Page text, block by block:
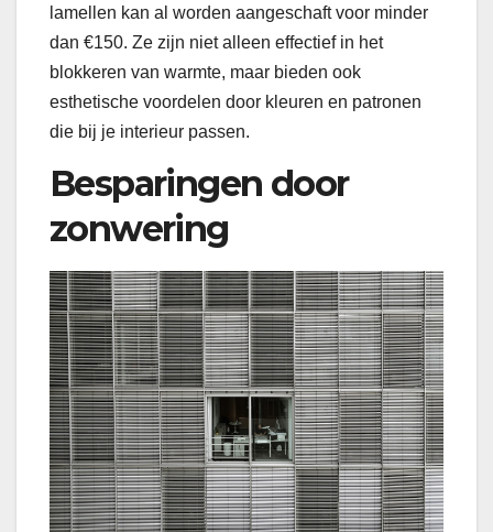
lamellen kan al worden aangeschaft voor minder
dan €150. Ze zijn niet alleen effectief in het
blokkeren van warmte, maar bieden ook
esthetische voordelen door kleuren en patronen
die bij je interieur passen.
Besparingen door
zonwering